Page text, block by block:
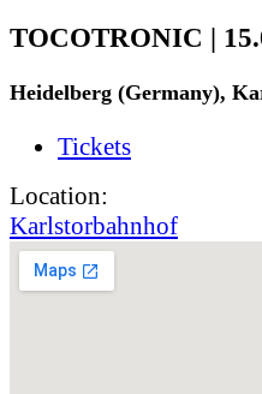
TOCOTRONIC |
Heidelberg (Germany),
Tickets
Location:
Karlstorbahnhof